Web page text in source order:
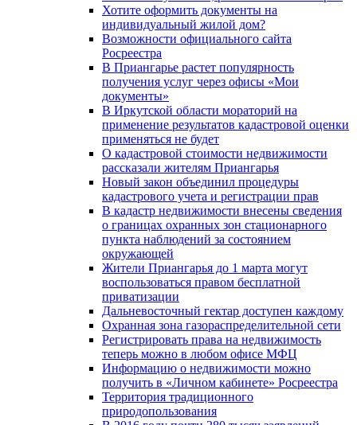
Хотите оформить документы на
индивидуальный жилой дом?
Возможности официального сайта
Росреестра
В Приангарье растет популярность
получения услуг через офисы «Мои
документы»
В Иркутской области мораторий на
применение результатов кадастровой оценки
применяться не будет
О кадастровой стоимости недвижимости
рассказали жителям Приангарья
Новый закон объединил процедуры
кадастрового учета и регистрации прав
В кадастр недвижимости внесены сведения
о границах охранных зон стационарного
пункта наблюдений за состоянием
окружающей
Жители Приангарья до 1 марта могут
воспользоваться правом бесплатной
приватизации
Дальневосточный гектар доступен каждому
Охранная зона газораспределительной сети
Регистрировать права на недвижимость
теперь можно в любом офисе МФЦ
Информацию о недвижимости можно
получить в «Личном кабинете» Росреестра
Территория традиционного
природопользования